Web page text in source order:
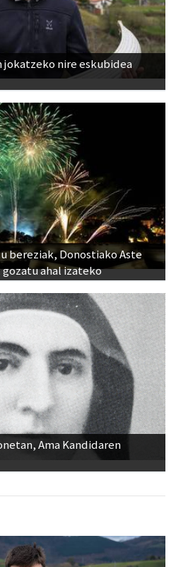
jokatzeko nire eskubidea
bereziak, Donostiako Aste
ahal izateko
Ama Kandidaren